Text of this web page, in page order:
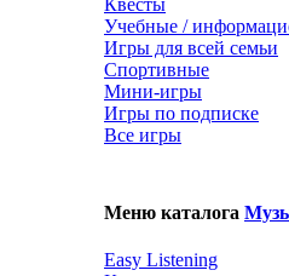
Квесты
Учебные /
Игры для всей семьи
Спортивные
Мини-игры
Игры по подписке
Все игры
Меню каталога
Easy Listening